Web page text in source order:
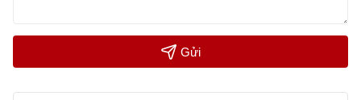
Gửi